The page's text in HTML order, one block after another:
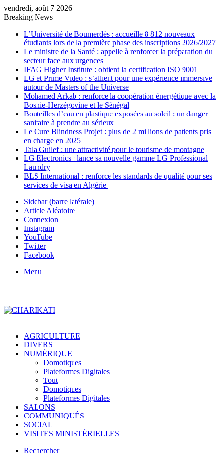
vendredi, août 7 2026
Breaking News
L’Université de Boumerdès : accueille 8 812 nouveaux
étudiants lors de la première phase des inscriptions 2026/2027
Le ministre de la Santé : appelle à renforcer la préparation du
secteur face aux urgences
IFAG Higher Institute : obtient la certification ISO 9001
LG et Prime Video : s’allient pour une expérience immersive
autour de Masters of the Universe
Mohamed Arkab : renforce la coopération énergétique avec la
Bosnie-Herzégovine et le Sénégal
Bouteilles d’eau en plastique exposées au soleil : un danger
sanitaire à prendre au sérieux
Le Cure Blindness Projet : plus de 2 millions de patients pris
en charge en 2025
Tala Guilef : une attractivité pour le tourisme de montagne
LG Electronics : lance sa nouvelle gamme LG Professional
Laundry
BLS International : renforce les standards de qualité pour ses
services de visa en Algérie
Sidebar (barre latérale)
Article Aléatoire
Connexion
Instagram
YouTube
Twitter
Facebook
Menu
AGRICULTURE
DIVERS
NUMÉRIQUE
Domotiques
Plateformes Digitales
Tout
Domotiques
Plateformes Digitales
SALONS
COMMUNIQUÉS
SOCIAL
VISITES MINISTÉRIELLES
Rechercher